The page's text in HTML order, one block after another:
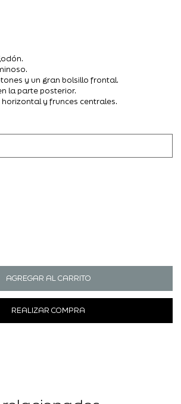
y un gran bolsillo frontal.
la parte posterior.
y frunces centrales.
AGREGAR AL CARRITO
REALIZAR COMPRA